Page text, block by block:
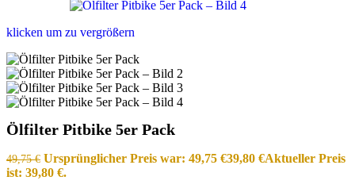
klicken um zu vergrößern
Ölfilter Pitbike 5er Pack
49,75€ Ursprünglicher Preis war: 49,75 €39,80 €Aktueller Preis
ist: 39,80 €.